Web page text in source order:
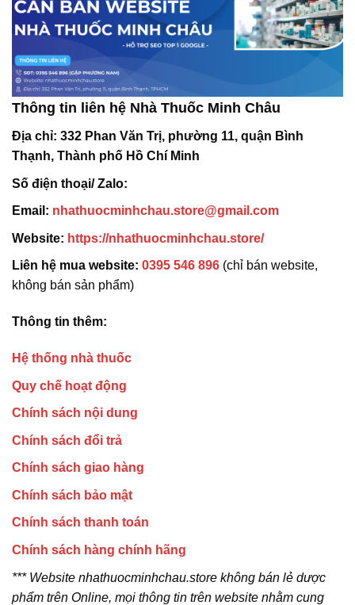
Thông tin liên hệ Nhà Thuốc Minh Châu
Địa chỉ: 332 Phan Văn Trị, phường 11, quận Bình
Thạnh, Thành phố Hồ Chí Minh
Số điện thoại/ Zalo:
Email: nhathuocminhchau.store@gmail.com
Website: https://nhathuocminhchau.store/
Liên hệ mua website: 0395 546 896 (chỉ bán website,
không bán sản phẩm)
Thông tin thêm:
Hệ thống nhà thuốc
Quy chế hoạt động
Chính sách nội dung
Chính sách đổi trả
Chính sách giao hàng
Chính sách bảo mật
Chính sách thanh toán
Chính sách hàng chính hãng
*** Website nhathuocminhchau.store không bán lẻ dược
phẩm trên Online, mọi thông tin trên website nhằm cung